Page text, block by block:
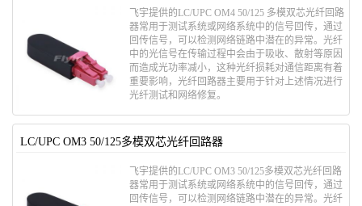
飞宇提供的LC/UPC OM4 50/125 多模双芯光纤回路
器常用于测试系统或网络系统中的信号回传，通过
回传信号，可以检测网络链路中潜在的异常。光纤
中的光信号在传输过程中会由于吸收、散射等原因
而造成光功率减小，这种光纤损耗对通信距离有着
重要影响，光纤回路器主要用于针对上述情况进行
光纤测试和网络修复。
LC/UPC OM3 50/125多模双芯光纤回路器
飞宇提供的LC/UPC OM3 50/125多模双芯光纤回路
器常用于测试系统或网络系统中的信号回传，通过
回传信号，可以检测网络链路中潜在的异常。光纤